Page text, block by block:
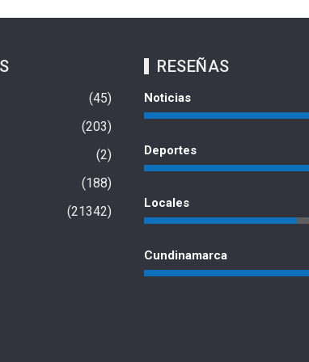
Con una falsa carrera, cinco
adolescentes habrían secuestrado y
Bogotá
los taxis para
verifiquen la
45
203
2
188
21342
RESEÑAS
Noticias
Deportes
Locales
Cundinamarca